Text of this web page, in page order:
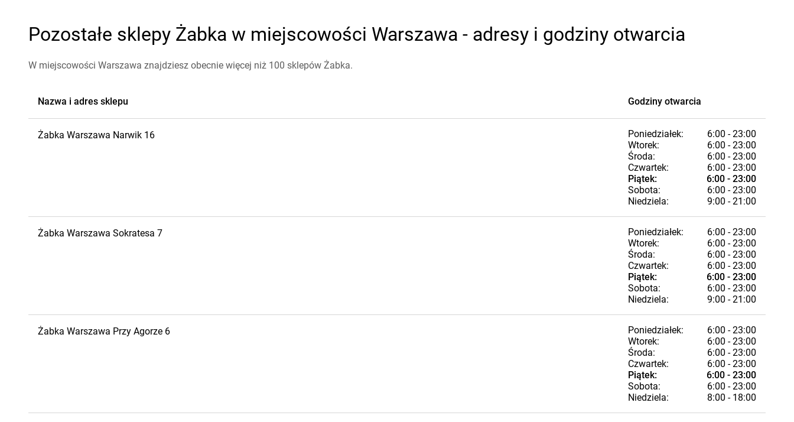
Pozostałe sklepy Żabka w miejscowości Warszawa - adresy i godziny otwarcia
W miejscowości Warszawa znajdziesz obecnie więcej niż 100 sklepów Żabka.
Nazwa i adres sklepu Godziny otwarcia
Żabka Warszawa Narwik 16 Poniedziałek:
6:00 - 23:00
Wtorek:
6:00 - 23:00
Środa:
6:00 - 23:00
Czwartek:
6:00 - 23:00
Piątek:
6:00 - 23:00
Sobota:
6:00 - 23:00
Niedziela:
9:00 - 21:00
Żabka Warszawa Sokratesa 7 Poniedziałek:
6:00 - 23:00
Wtorek:
6:00 - 23:00
Środa:
6:00 - 23:00
Czwartek:
6:00 - 23:00
Piątek:
6:00 - 23:00
Sobota:
6:00 - 23:00
Niedziela:
9:00 - 21:00
Żabka Warszawa Przy Agorze 6 Poniedziałek:
6:00 - 23:00
Wtorek:
6:00 - 23:00
Środa:
6:00 - 23:00
Czwartek:
6:00 - 23:00
Piątek:
6:00 - 23:00
Sobota:
6:00 - 23:00
Niedziela:
8:00 - 18:00